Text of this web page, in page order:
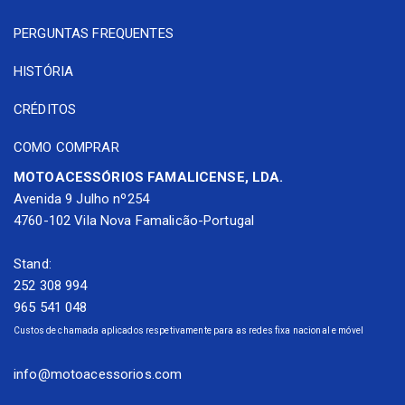
• Suporte de mala traseiro e frontal.
• Suporte para SMARTPHONE.
PERGUNTAS FREQUENTES
HISTÓRIA
CRÉDITOS
COMO COMPRAR
MOTOACESSÓRIOS FAMALICENSE, LDA.
Avenida 9 Julho nº254
4760-102 Vila Nova Famalicão-Portugal
Stand:
252 308 994
965 541 048
Custos de chamada aplicados respetivamente para as redes fixa nacional e móvel
info@motoacessorios.com